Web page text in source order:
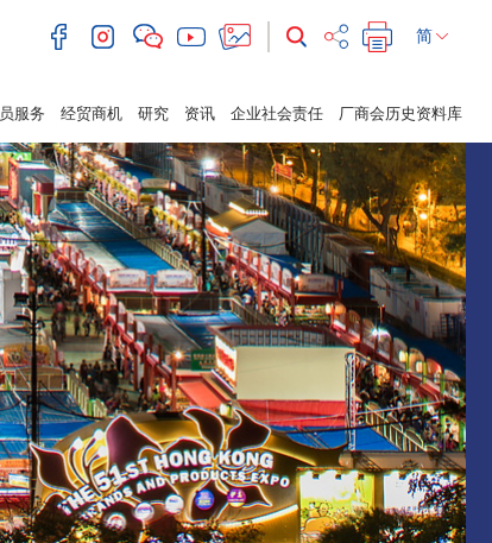
简
服务 经贸商机 研究 资讯 企业社会责任 厂商会历史资料库